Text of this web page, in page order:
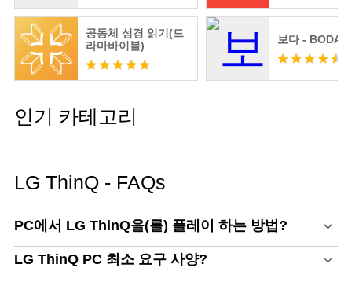
공동체 성경 읽기(드
라마바이블)
보다 - BODA
인기 카테고리
LG ThinQ - FAQs
PC에서 LG ThinQ을(를) 플레이 하는 방법?
LG ThinQ PC 최소 요구 사양?